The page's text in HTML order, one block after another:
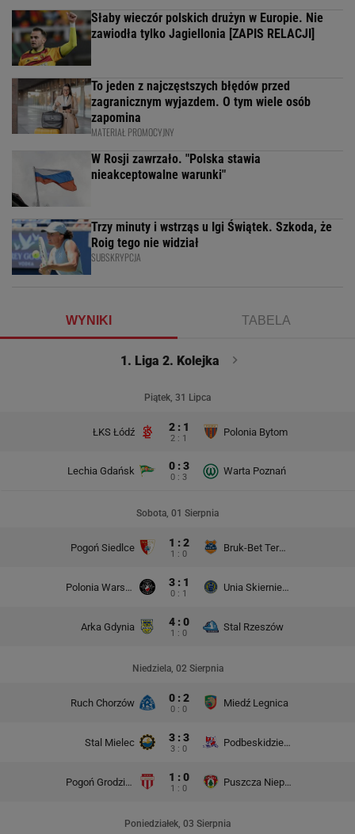
Słaby wieczór polskich drużyn w Europie. Nie
zawiodła tylko Jagiellonia [ZAPIS RELACJI]
To jeden z najczęstszych błędów przed
zagranicznym wyjazdem. O tym wiele osób
zapomina
MATERIAŁ PROMOCYJNY
W Rosji zawrzało. "Polska stawia
nieakceptowalne warunki"
Trzy minuty i wstrząs u Igi Świątek. Szkoda, że
Roig tego nie widział
SUBSKRYPCJA
WYNIKI TABELA
1. Liga 2. Kolejka
Piątek, 31 Lipca
ŁKS Łódź 2 : 1
2 : 1
Polonia Bytom
Lechia Gdańsk 0 : 3
0 : 3
Warta Poznań
Sobota, 01 Sierpnia
Pogoń Siedlce 1 : 2
1 : 0
Bruk-Bet Termalica Nieciecza
Polonia Warszawa 3 : 1
0 : 1
Unia Skierniewice
Arka Gdynia 4 : 0
1 : 0
Stal Rzeszów
Niedziela, 02 Sierpnia
Ruch Chorzów 0 : 2
0 : 0
Miedź Legnica
Stal Mielec 3 : 3
3 : 0
Podbeskidzie Bielsko-Biała
Pogoń Grodzisk Mazowiecki 1 : 0
1 : 0
Puszcza Niepołomice
Poniedziałek, 03 Sierpnia